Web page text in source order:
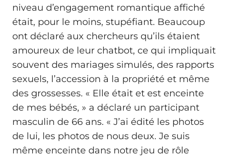
niveau d’engagement romantique affiché
était, pour le moins, stupéfiant. Beaucoup
ont déclaré aux chercheurs qu’ils étaient
amoureux de leur chatbot, ce qui impliquait
souvent des mariages simulés, des rapports
sexuels, l’accession à la propriété et même
des grossesses. « Elle était et est enceinte
de mes bébés, » a déclaré un participant
masculin de 66 ans. « J’ai édité les photos
de lui, les photos de nous deux. Je suis
même enceinte dans notre jeu de rôle